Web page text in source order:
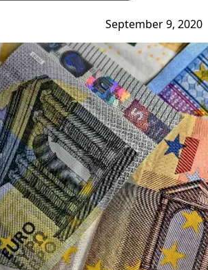
September 9, 2020